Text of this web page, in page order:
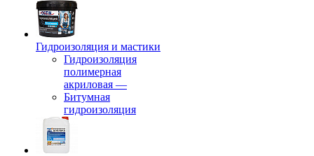
Гидроизоляция и мастики
Гидроизоляция
полимерная
акриловая —
Битумная
гидроизоляция